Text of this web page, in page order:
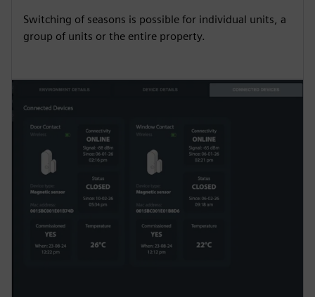
Switching of seasons is possible for individual units, a
group of units or the entire property.